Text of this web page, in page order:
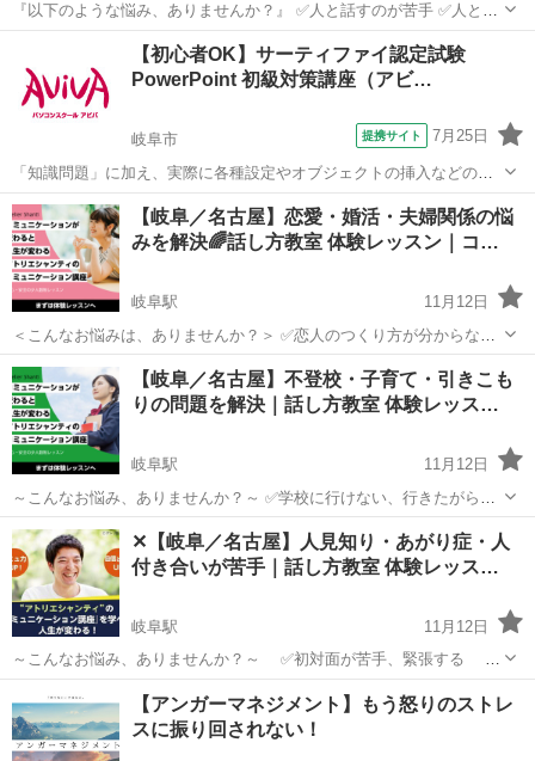
『以下のような悩み、ありませんか？』 ✅人と話すのが苦手 ✅人と仲
良くなる方法が分からない ✅話しかけられてもうまく返せない ✅人の
輪に入れない ✅苦手な人が周りにいて困っている ✅職場の人間関係で
悩んでいる...
岐阜駅 話し方 コミュニケーション
【初心者OK】サーティファイ認定試験
PowerPoint 初級対策講座（アビ…
岐阜市 提携サイト 7月25日
「知識問題」に加え、実際に各種設定やオブジェクトの挿入などの機
能を駆使したプレゼンテーションを作成する「実技問題」を解くこと
で、実践的な能力を証明できる資格制度の、初級対策講座です。 アビ
バのパソコン講座は全て、受講内容・...
岐阜 岐阜市 その他
【岐阜／名古屋】恋愛・婚活・夫婦関係の悩
みを解決🌈話し方教室 体験レッスン｜コ…
岐阜駅
11月12日
＜こんなお悩みは、ありませんか？＞ ✅恋人のつくり方が分からない
✅異性との会話が楽しめない ✅好きな人に上手く告白できない ✅長
年、婚活をしているが実らない ✅結婚生活が上手くいかない ✅夫婦仲
が上手くいっ...
岐阜 岐阜市 岐阜駅 話し方 コミュニケーション
【岐阜／名古屋】不登校・子育て・引きこも
りの問題を解決｜話し方教室 体験レッス…
岐阜駅
11月12日
～こんなお悩み、ありませんか？～ ✅学校に行けない、行きたがらな
い ✅友達が出来ない ✅子どもが引きこもりになってしまった ✅子供の
将来が不安 ✅子供にきつく言ってしまう ✅子供にどう接して良いか分
からない ...
岐阜 岐阜市 岐阜駅 話し方 レッスン
✕【岐阜／名古屋】人見知り・あがり症・人
付き合いが苦手｜話し方教室 体験レッス…
岐阜駅
11月12日
～こんなお悩み、ありませんか？～ ✅初対面が苦手、緊張する ✅
人見知りがひどい ✅人づきあいが上手くできない ✅人前で話すと
き視線が気になる ✅友達が長い間いない ✅対人関係の自信がない
...
岐阜駅 話し方 あがり症
【アンガーマネジメント】もう怒りのストレ
スに振り回されない！